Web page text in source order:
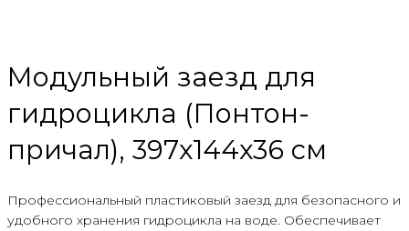
Модульный заезд для
гидроцикла (Понтон-
причал), 397х144х36 см
Профессиональный пластиковый заезд для безопасного и
удобного хранения гидроцикла на воде. Обеспечивает